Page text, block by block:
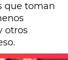
que toman
otros